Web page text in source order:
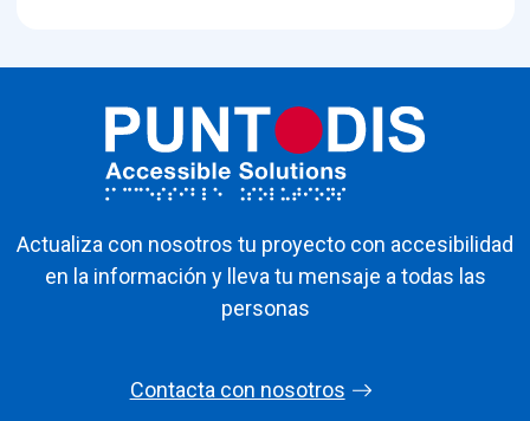
Actualiza con nosotros tu proyecto con accesibilidad
en la información y lleva tu mensaje a todas las
personas
Contacta con nosotros